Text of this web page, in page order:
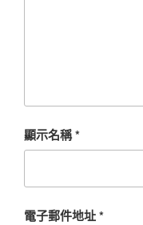
顯示名稱*
電子郵件地址*